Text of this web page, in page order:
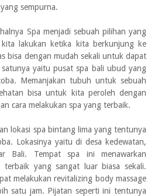
sempurna.
Spa menjadi sebuah pilihan yang
lakukan ketika kita berkunjung ke
bisa dengan mudah sekali untuk dapat
yaitu pusat spa bali ubud yang
Memanjakan tubuh untuk sebuah
bisa untuk kita peroleh dengan
cara melakukan spa yang terbaik.
lokasi spa bintang lima yang tentunya
Lokasinya yaitu di desa kedewatan,
Bali. Tempat spa ini menawarkan
terbaik yang sangat luar biasa sekali.
melakukan revitalizing body massage
satu jam. Pijatan seperti ini tentunya